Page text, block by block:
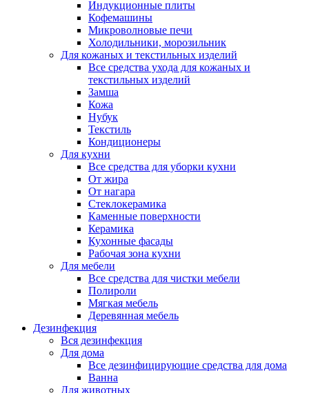
Индукционные плиты
Кофемашины
Микроволновые печи
Холодильники, морозильник
Для кожаных и текстильных изделий
Все средства ухода для кожаных и
текстильных изделий
Замша
Кожа
Нубук
Текстиль
Кондиционеры
Для кухни
Все средства для уборки кухни
От жира
От нагара
Стеклокерамика
Каменные поверхности
Керамика
Кухонные фасады
Рабочая зона кухни
Для мебели
Все средства для чистки мебели
Полироли
Мягкая мебель
Деревянная мебель
Дезинфекция
Вся дезинфекция
Для дома
Все дезинфицирующие средства для дома
Ванна
Для животных